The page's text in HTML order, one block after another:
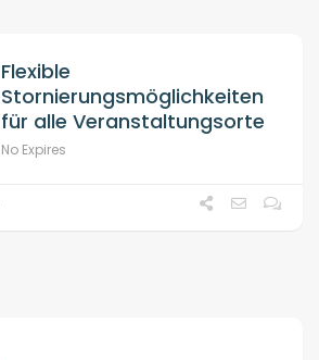
Flexible
Stornierungsmöglichkeiten
für alle Veranstaltungsorte
No Expires